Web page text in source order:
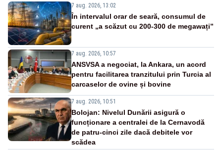
7 aug. 2026, 13:02
În intervalul orar de seară, consumul de
curent „a scăzut cu 200-300 de megawați”
7 aug. 2026, 10:57
ANSVSA a negociat, la Ankara, un acord
pentru facilitarea tranzitului prin Turcia al
carcaselor de ovine și bovine
7 aug. 2026, 10:51
Bolojan: Nivelul Dunării asigură o
funcționare a centralei de la Cernavodă
de patru-cinci zile dacă debitele vor
scădea